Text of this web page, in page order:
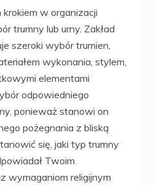
w organizacji
trumny lub urny. Zakład
szeroki wybór trumien,
wykonania, stylem,
elementami
odpowiedniego
ponieważ stanowi on
pożegnania z bliską
się, jaki typ trumny
Twoim
wymaganiom religijnym